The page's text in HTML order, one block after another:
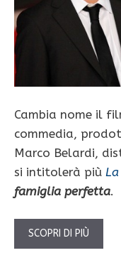
Cambia nome il
commedia,
Marco Belardi,
si intitolerà più
famiglia perfetta.
SCOPRI DI PIÙ